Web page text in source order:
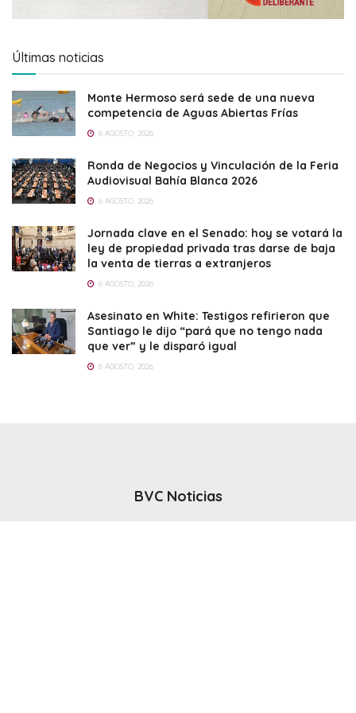
Últimas noticias
Monte Hermoso será sede de una nueva
competencia de Aguas Abiertas Frías
6 AGOSTO, 2026
Ronda de Negocios y Vinculación de la Feria
Audiovisual Bahía Blanca 2026
6 AGOSTO, 2026
Jornada clave en el Senado: hoy se votará la
ley de propiedad privada tras darse de baja
la venta de tierras a extranjeros
6 AGOSTO, 2026
Asesinato en White: Testigos refirieron que
Santiago le dijo “pará que no tengo nada
que ver” y le disparó igual
6 AGOSTO, 2026
BVC Noticias